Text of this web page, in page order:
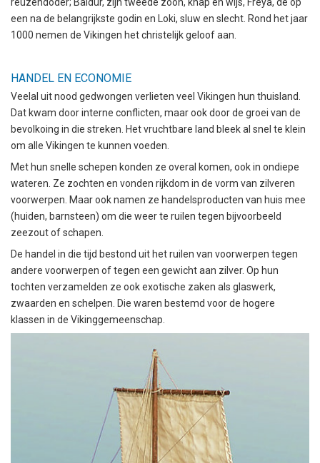
een na de belangrijkste godin en Loki, sluw en slecht. Rond het jaar
1000 nemen de Vikingen het christelijk geloof aan.
HANDEL EN ECONOMIE
Veelal uit nood gedwongen verlieten veel Vikingen hun thuisland.
Dat kwam door interne conflicten, maar ook door de groei van de
bevolkoing in die streken. Het vruchtbare land bleek al snel te klein
om alle Vikingen te kunnen voeden.
Met hun snelle schepen konden ze overal komen, ook in ondiepe
wateren. Ze zochten en vonden rijkdom in de vorm van zilveren
voorwerpen. Maar ook namen ze handelsproducten van huis mee
(huiden, barnsteen) om die weer te ruilen tegen bijvoorbeeld
zeezout of schapen.
De handel in die tijd bestond uit het ruilen van voorwerpen tegen
andere voorwerpen of tegen een gewicht aan zilver. Op hun
tochten verzamelden ze ook exotische zaken als glaswerk,
zwaarden en schelpen. Die waren bestemd voor de hogere
klassen in de Vikinggemeenschap.